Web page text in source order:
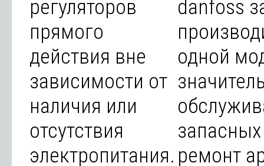
регуляторов
прямого
действия вне
зависимости от
наличия или
отсутствия
электропитания.
danfoss
одной
ремонт